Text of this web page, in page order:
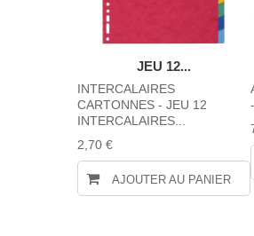
JEU 12...
INTERCALAIRES
CARTONNES - JEU 12
INTERCALAIRES...
2,70 €
AJOUTER AU PANIER